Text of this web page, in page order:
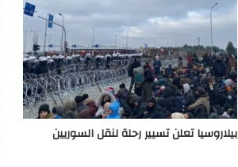
بيلاروسيا تعلن تسيير رحلة لنقل السوريين